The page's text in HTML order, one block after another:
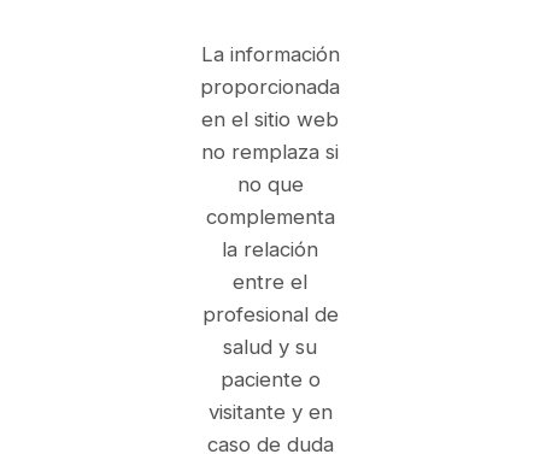
La información
proporcionada
en el sitio web
no remplaza si
no que
complementa
la relación
entre el
profesional de
salud y su
paciente o
visitante y en
caso de duda